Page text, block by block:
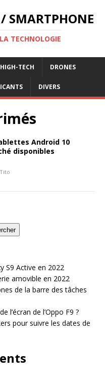
SMARTPHONE
TECHNOLOGIE
TECH DRONES
DIVERS
Android 10
disponibles
Tito
S9 Active en 2022
amovible en 2022
de la barre des tâches
l’écran de l’Oppo F9 ?
pour suivre les dates de